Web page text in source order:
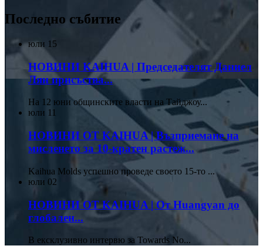
Последно събитие
юли 15
НОВИНИ KAIHUA | Председателят Даниел
Лян присъства...
На 12 юни общинските власти на Тайджоу...
юли 11
НОВИНИ ОТ KAIHUA | Възприемане на
мисленето за 10-кратен растеж...
Kaihua Molds успешно проведе своето 15-то ...
юли 02
НОВИНИ ОТ KAIHUA | От Huangyan до
глобален...
В ексклузивно интервю за Towards No...